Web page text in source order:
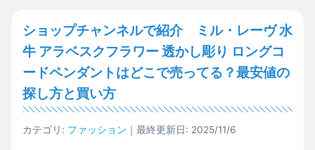
ショップチャンネルで紹介 ミル・レーヴ 水
牛 アラベスクフラワー 透かし彫り ロングコ
ードペンダントはどこで売ってる？最安値の
探し方と買い方
カテゴリ: ファッション ｜最終更新日: 2025/11/6